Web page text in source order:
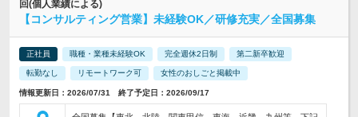
回(個人業績による)
【コンサルティング営業】未経験OK／研修充実／全国募集
正社員 職種・業種未経験OK 完全週休2日制 第二新卒歓迎
転勤なし リモートワーク可 女性のおしごと掲載中
情報更新日：2026/07/31 終了予定日：2026/09/17